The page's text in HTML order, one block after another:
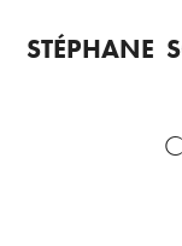
STÉPHANE